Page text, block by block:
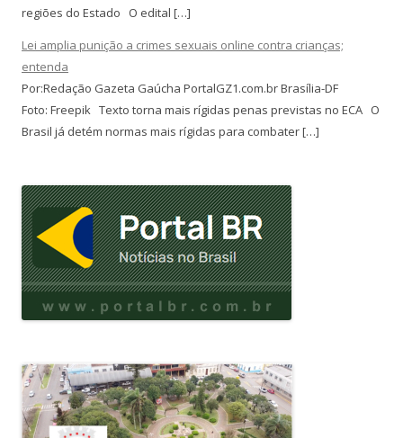
regiões do Estado O edital […]
Lei amplia punição a crimes sexuais online contra crianças;
entenda
Por:Redação Gazeta Gaúcha PortalGZ1.com.br Brasília-DF
Foto: Freepik Texto torna mais rígidas penas previstas no ECA O
Brasil já detém normas mais rígidas para combater […]